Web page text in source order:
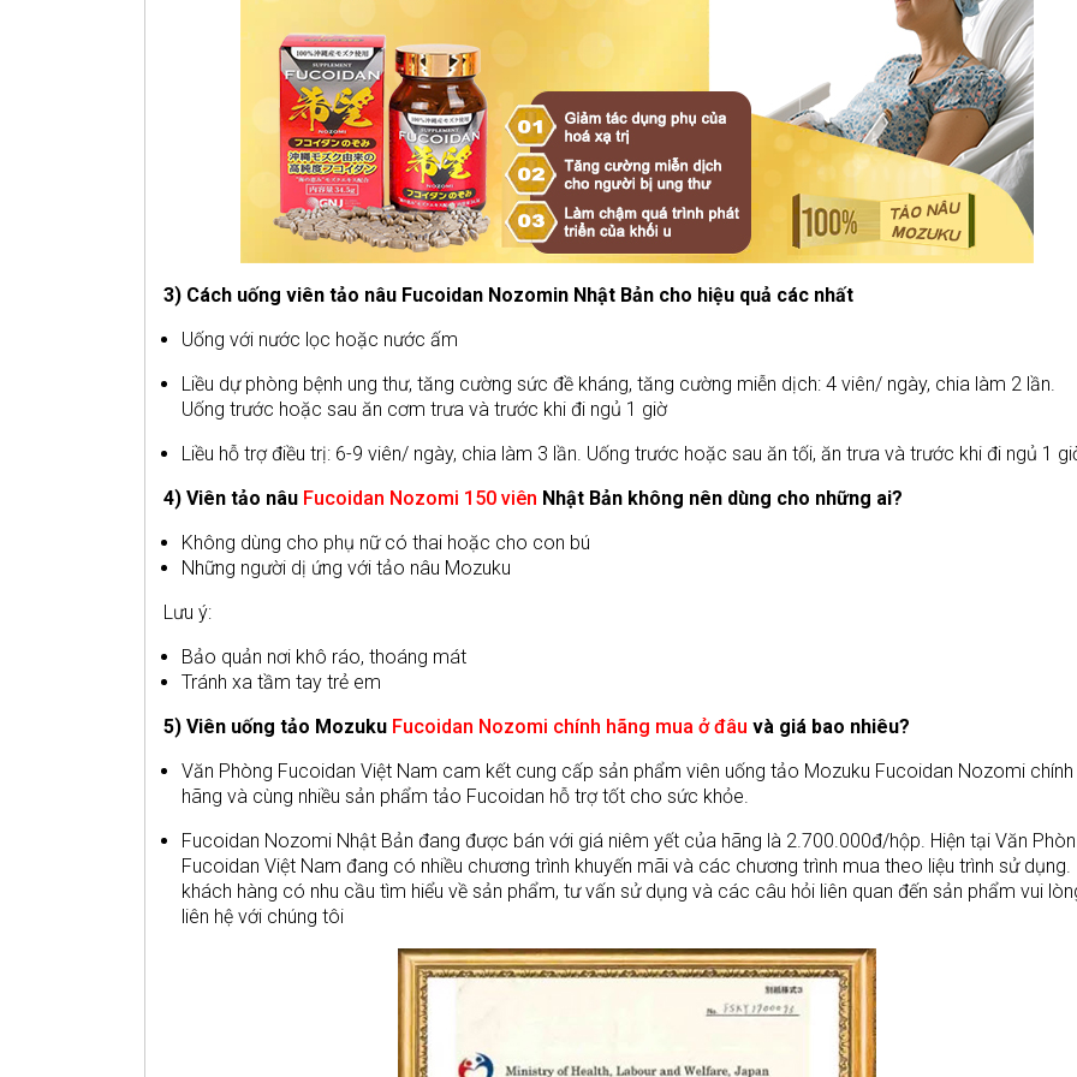
3) Cách uống viên tảo nâu Fucoidan Nozomin Nhật Bản cho hiệu quả các nhất
Uống với nước lọc hoặc nước ấm
Liều dự phòng bệnh ung thư, tăng cường sức đề kháng, tăng cường miễn dịch: 4 viên/ ngày, chia làm 2 lần.
Uống trước hoặc sau ăn cơm trưa và trước khi đi ngủ 1 giờ
Liều hỗ trợ điều trị: 6-9 viên/ ngày, chia làm 3 lần. Uống trước hoặc sau ăn tối, ăn trưa và trước khi đi ngủ 1
4) Viên tảo nâu Fucoidan Nozomi 150 viên Nhật Bản không nên dùng cho những ai?
Không dùng cho phụ nữ có thai hoặc cho con bú
Những người dị ứng với tảo nâu Mozuku
Lưu ý:
Bảo quản nơi khô ráo, thoáng mát
Tránh xa tầm tay trẻ em
5) Viên uống tảo Mozuku Fucoidan Nozomi chính hãng mua ở đâu và giá bao nhiêu?
Văn Phòng Fucoidan Việt Nam cam kết cung cấp sản phẩm viên uống tảo Mozuku Fucoidan Nozomi chính
hãng và cùng nhiều sản phẩm tảo Fucoidan hỗ trợ tốt cho sức khỏe.
Fucoidan Nozomi Nhật Bản đang được bán với giá niêm yết của hãng là 2.700.000đ/hộp. Hiện tại Văn
Fucoidan Việt Nam đang có nhiều chương trình khuyến mãi và các chương trình mua theo liệu trình sử dụng.
khách hàng có nhu cầu tìm hiểu về sản phẩm, tư vấn sử dụng và các câu hỏi liên quan đến sản phẩm vui
liên hệ với chúng tôi